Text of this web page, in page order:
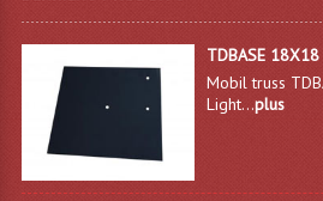
Microphones Scène
Microphones
Micro Sans Fil HF VHF
TDBASE
Mobil truss
Light...plus